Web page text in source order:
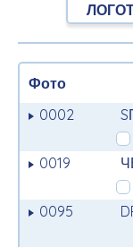
Фото
0002
0019
0095